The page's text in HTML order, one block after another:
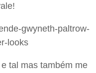
tal mas também me